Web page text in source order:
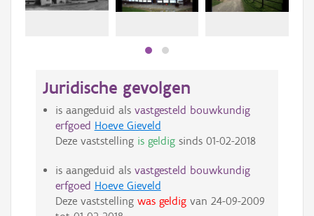
Juridische gevolgen
is aangeduid als vastgesteld bouwkundig
erfgoed Hoeve Gieveld
Deze vaststelling is geldigsinds 01-02-2018
is aangeduid als vastgesteld bouwkundig
erfgoed Hoeve Gieveld
Deze vaststelling was geldigvan 24-09-2009